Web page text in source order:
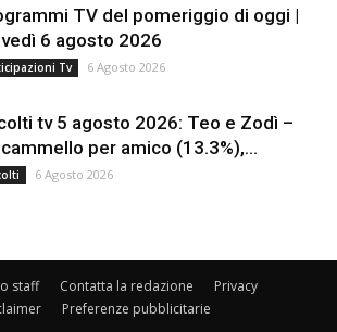
TV del pomeriggio di oggi |
6 agosto 2026
Tv 6 Agosto 2026
tv 5 agosto 2026: Teo e Zodì –
cammello per amico (13.3%),...
6 Agosto 2026
staff Contatta la redazione
Privacy
Preferenze pubblicitarie